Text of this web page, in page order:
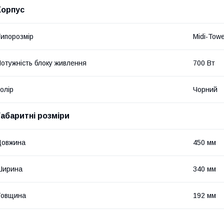
Midi-
блоку живлення 700 Вт
Чорний
розміри
450 мм
340 мм
192 мм